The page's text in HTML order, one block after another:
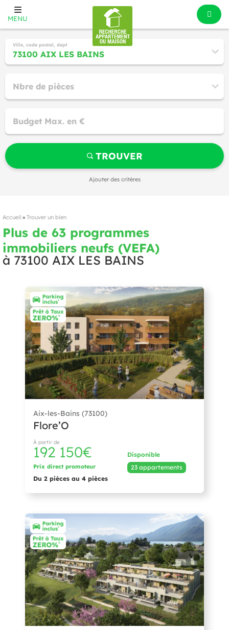
MENU
Ville, code postal, dept
Nbre de pièces
Budget Max. en €
TROUVER
Ajouter des critères
Accueil » Trouver un bien
Plus de 63 programmes
immobiliers neufs (VEFA)
à 73100 AIX LES BAINS
Aix-les-Bains (73100)
Flore’O
À partir de
192 150€
Prix direct promoteur
Du 2 pièces au 4 pièces
Disponible
23 appartements